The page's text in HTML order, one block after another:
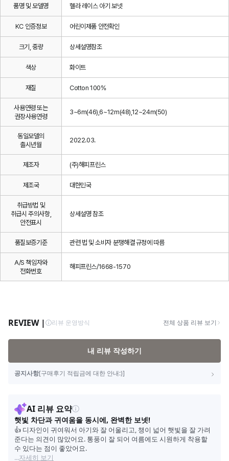
품명 및 모델명 헬라 레이스 아기 보넷
KC 인증정보 어린이제품 안전확인
크기, 중량 상세설명참조
색상 화이트
재질 Cotton 100%
사용연령 또는
권장사용연령
3~6m(46),6~12m(48),12~24m(50)
동일모델의
출시년월
2022.03.
제조자 (주)해피프린스
제조국 대한민국
취급방법 및
취급시 주의사항,
안전표시
상세설명 참조
품질보증기준 관련 법 및 소비자 분쟁해결 규정에 따름
A/S 책임자와
전화번호
해피프린스/1668-1570